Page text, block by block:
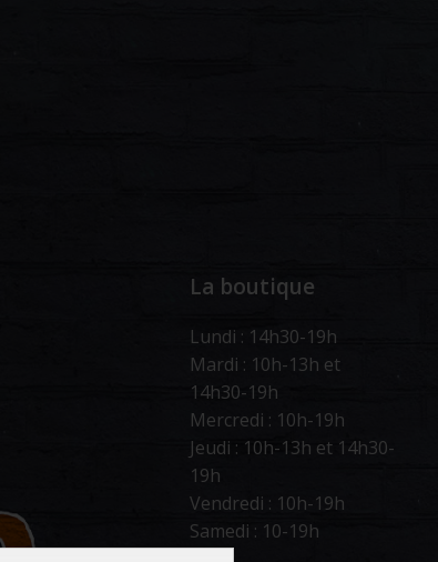
La boutique
Lundi : 14h30-19h
Mardi : 10h-13h et
14h30-19h
Mercredi : 10h-19h
Jeudi : 10h-13h et 14h30-
19h
Vendredi : 10h-19h
Samedi : 10-19h